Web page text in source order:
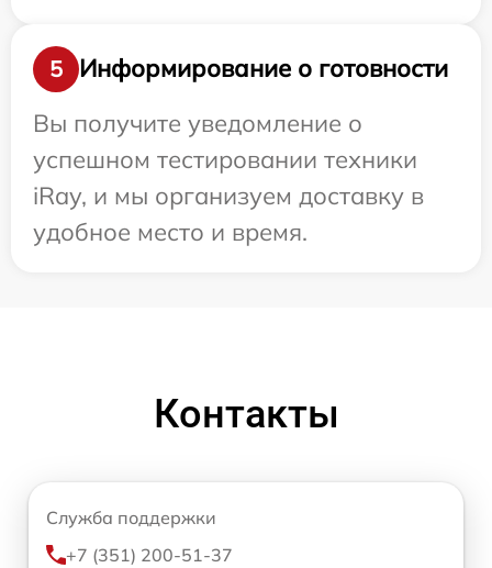
5
Информирование о готовности
Вы получите уведомление о
успешном тестировании техники
iRay, и мы организуем доставку в
удобное место и время.
Контакты
Служба поддержки
+7 (351) 200-51-37